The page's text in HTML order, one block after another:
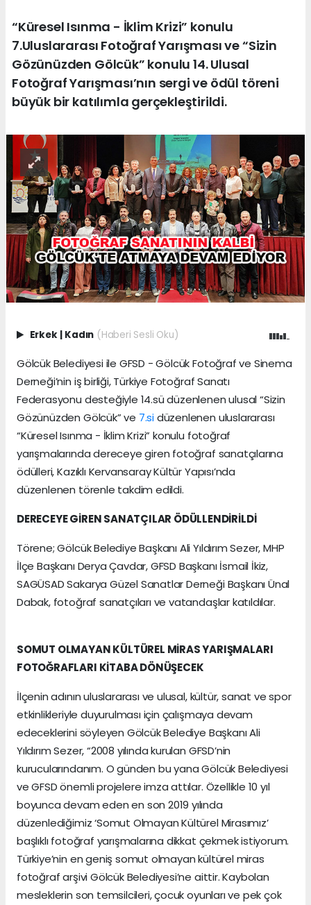
“Küresel Isınma - İklim Krizi” konulu
7.Uluslararası Fotoğraf Yarışması ve “Sizin
Gözünüzden Gölcük” konulu 14. Ulusal
Fotoğraf Yarışması’nın sergi ve ödül töreni
büyük bir katılımla gerçekleştirildi.
Erkek | Kadın (Haberi Sesli Oku)
Gölcük Belediyesi ile GFSD - Gölcük Fotoğraf ve Sinema
Derneği’nin iş birliği, Türkiye Fotoğraf Sanatı
Federasyonu desteğiyle 14.sü düzenlenen ulusal “Sizin
Gözünüzden Gölcük” ve 7.sidüzenlenen uluslararası
“Küresel Isınma - İklim Krizi” konulu fotoğraf
yarışmalarında dereceye giren fotoğraf sanatçılarına
ödülleri, Kazıklı Kervansaray Kültür Yapısı’nda
düzenlenen törenle takdim edildi.
DERECEYE GİREN SANATÇILAR ÖDÜLLENDİRİLDİ
Törene; Gölcük Belediye Başkanı Ali Yıldırım Sezer, MHP
İlçe Başkanı Derya Çavdar, GFSD Başkanı İsmail İkiz,
SAGÜSAD Sakarya Güzel Sanatlar Derneği Başkanı Ünal
Dabak, fotoğraf sanatçıları ve vatandaşlar katıldılar.
SOMUT OLMAYAN KÜLTÜREL MİRAS YARIŞMALARI
FOTOĞRAFLARI KİTABA DÖNÜŞECEK
İlçenin adının uluslararası ve ulusal, kültür, sanat ve spor
etkinlikleriyle duyurulması için çalışmaya devam
edeceklerini söyleyen Gölcük Belediye Başkanı Ali
Yıldırım Sezer, “2008 yılında kurulan GFSD’nin
kurucularındanım. O günden bu yana Gölcük Belediyesi
ve GFSD önemli projelere imza attılar. Özellikle 10 yıl
boyunca devam eden en son 2019 yılında
düzenlediğimiz ‘Somut Olmayan Kültürel Mirasımız’
başlıklı fotoğraf yarışmalarına dikkat çekmek istiyorum.
Türkiye’nin en geniş somut olmayan kültürel miras
fotoğraf arşivi Gölcük Belediyesi’ne aittir. Kaybolan
mesleklerin son temsilcileri, çocuk oyunları ve pek çok